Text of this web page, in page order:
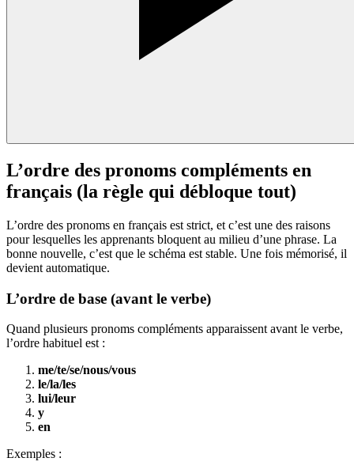
L’ordre des pronoms compléments en
français (la règle qui débloque tout)
L’ordre des pronoms en français est strict, et c’est une des raisons
pour lesquelles les apprenants bloquent au milieu d’une phrase. La
bonne nouvelle, c’est que le schéma est stable. Une fois mémorisé, il
devient automatique.
L’ordre de base (avant le verbe)
Quand plusieurs pronoms compléments apparaissent avant le verbe,
l’ordre habituel est :
me/te/se/nous/vous
le/la/les
lui/leur
y
en
Exemples :